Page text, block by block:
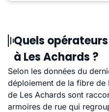
Quels
à Les Achards ?
Selon les données du
déploiement de la fibre de
de Les Achards sont
armoires de rue qui